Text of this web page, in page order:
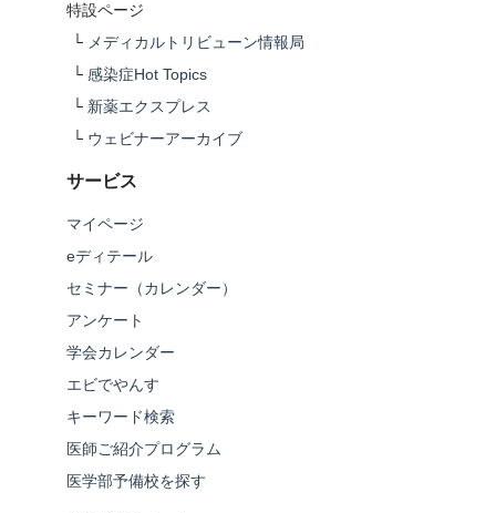
特設ページ
└ メディカルトリビューン情報局
└ 感染症Hot Topics
└ 新薬エクスプレス
└ ウェビナーアーカイブ
サービス
マイページ
eディテール
セミナー（カレンダー）
アンケート
学会カレンダー
エビでやんす
キーワード検索
医師ご紹介プログラム
医学部予備校を探す